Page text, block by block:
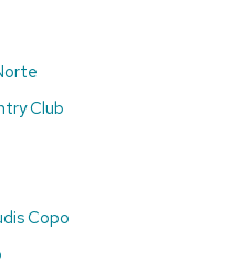
Club
Copo